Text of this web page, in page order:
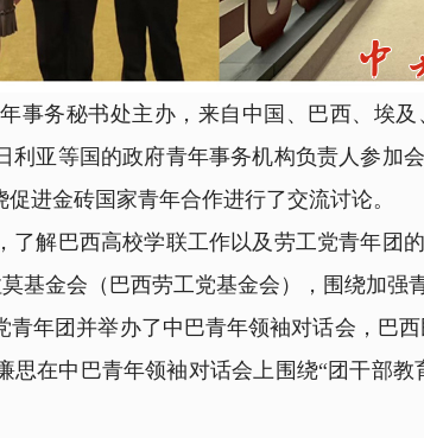
务秘书处主办，来自中国、巴西、埃及
亚等国的政府青年事务机构负责人参加
进金砖国家青年合作进行了交流讨论。
巴西高校学联工作以及劳工党青年团
基金会（巴西劳工党基金会），围绕加强
团并举办了中巴青年领袖对话会，巴西
在中巴青年领袖对话会上围绕“团干部